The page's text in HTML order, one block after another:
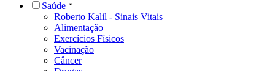
Saúde
Roberto Kalil - Sinais Vitais
Alimentação
Exercícios Físicos
Vacinação
Câncer